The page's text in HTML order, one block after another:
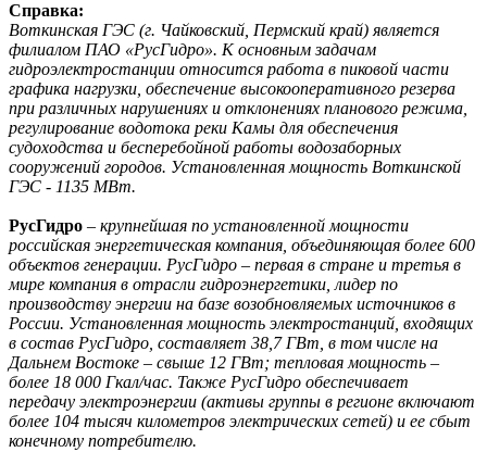
Справка:
Воткинская ГЭС (г. Чайковский, Пермский край) является
филиалом ПАО «РусГидро». К основным задачам
гидроэлектростанции относится работа в пиковой части
графика нагрузки, обеспечение высокооперативного резерва
при различных нарушениях и отклонениях планового режима,
регулирование водотока реки Камы для обеспечения
судоходства и бесперебойной работы водозаборных
сооружений городов. Установленная мощность Воткинской
ГЭС - 1135 МВт.
РусГидро – крупнейшая по установленной мощности
российская энергетическая компания, объединяющая более 600
объектов генерации. РусГидро – первая в стране и третья в
мире компания в отрасли гидроэнергетики, лидер по
производству энергии на базе возобновляемых источников в
России. Установленная мощность электростанций, входящих
в состав РусГидро, составляет 38,7 ГВт, в том числе на
Дальнем Востоке – свыше 12 ГВт; тепловая мощность –
более 18 000 Гкал/час. Также РусГидро обеспечивает
передачу электроэнергии (активы группы в регионе включают
более 104 тысяч километров электрических сетей) и ее сбыт
конечному потребителю.